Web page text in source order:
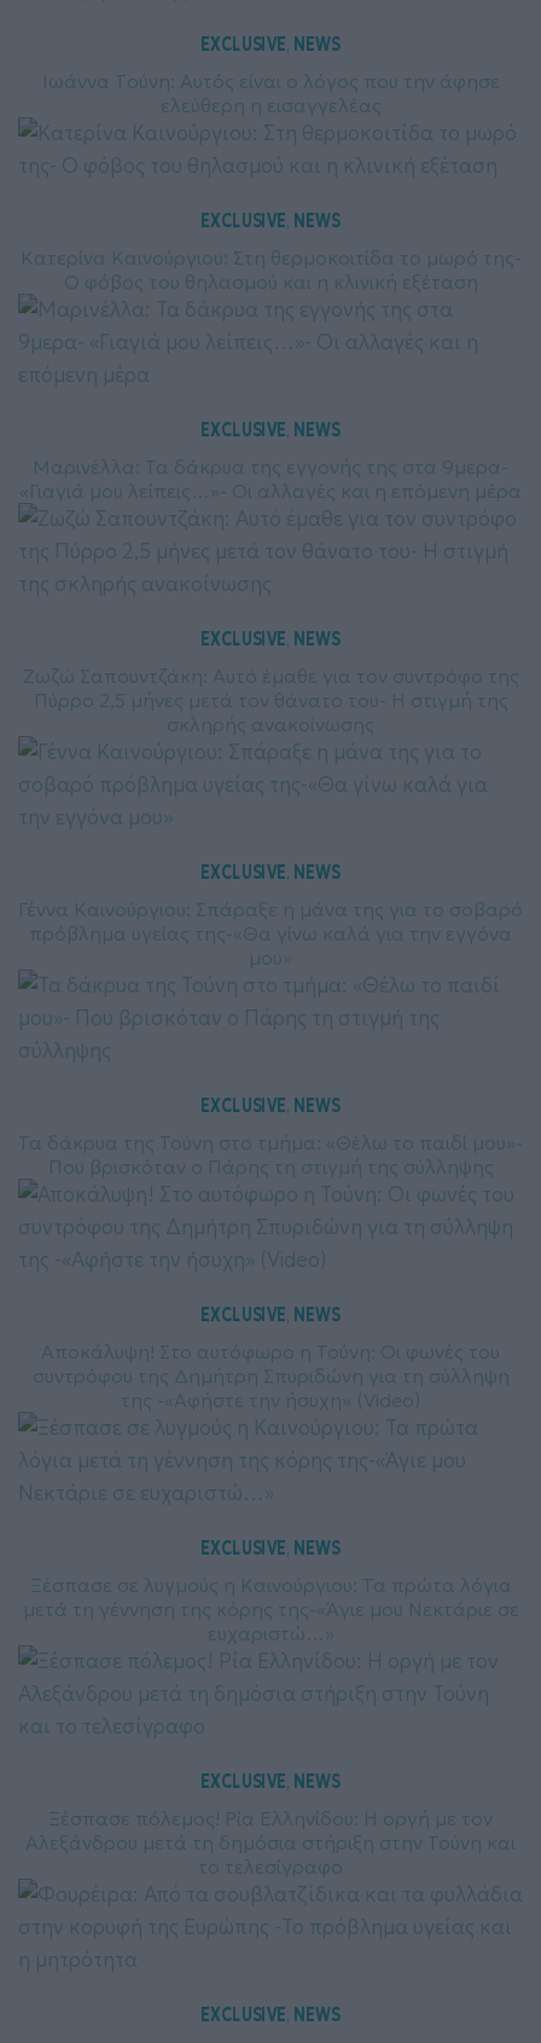
EXCLUSIVE, NEWS
Ιωάννα Tούνη: Αυτός είναι ο λόγος που την άφησε
ελεύθερη η εισαγγελέας
EXCLUSIVE, NEWS
Κατερίνα Καινούργιου: Στη θερμοκοιτίδα το μωρό της-
Ο φόβος του θηλασμού και η κλινική εξέταση
EXCLUSIVE, NEWS
Μαρινέλλα: Τα δάκρυα της εγγονής της στα 9μερα-
«Γιαγιά μου λείπεις…»- Οι αλλαγές και η επόμενη μέρα
EXCLUSIVE, NEWS
Ζωζώ Σαπουντζάκη: Αυτό έμαθε για τον συντρόφο της
Πύρρο 2,5 μήνες μετά τον θάνατο του- Η στιγμή της
σκληρής ανακοίνωσης
EXCLUSIVE, NEWS
Γέννα Καινούργιου: Σπάραξε η μάνα της για το σοβαρό
πρόβλημα υγείας της-«Θα γίνω καλά για την εγγόνα
μου»
EXCLUSIVE, NEWS
Τα δάκρυα της Τούνη στο τμήμα: «Θέλω το παιδί μου»-
Που βρισκόταν ο Πάρης τη στιγμή της σύλληψης
EXCLUSIVE, NEWS
Αποκάλυψη! Στο αυτόφωρο η Τούνη: Οι φωνές του
συντρόφου της Δημήτρη Σπυριδώνη για τη σύλληψη
της -«Αφήστε την ήσυχη» (Video)
EXCLUSIVE, NEWS
Ξέσπασε σε λυγμούς η Καινούργιου: Τα πρώτα λόγια
μετά τη γέννηση της κόρης της-«Άγιε μου Νεκτάριε σε
ευχαριστώ…»
EXCLUSIVE, NEWS
Ξέσπασε πόλεμος! Ρία Ελληνίδου: Η οργή με τον
Αλεξάνδρου μετά τη δημόσια στήριξη στην Τούνη και
το τελεσίγραφο
EXCLUSIVE, NEWS